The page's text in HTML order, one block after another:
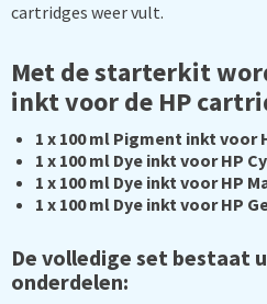
cartridges weer vult.
Met de starterkit
inkt voor de HP
1 x 100 ml Pigment inkt voor
1 x 100 ml Dye inkt voor HP
1 x 100 ml Dye inkt voor HP
1 x 100 ml Dye inkt voor HP
De volledige set bestaat
onderdelen: